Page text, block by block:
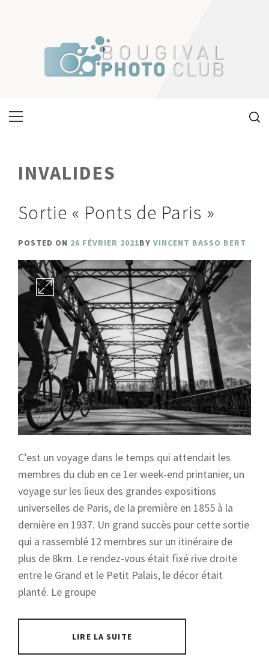
Primary
INVALIDES
Sortie « Ponts de Paris »
POSTED ON 26 FÉVRIER 2021BY VINCENT BASSO BERT
C’est un voyage dans le temps qui attendait les
membres du club en ce 1er week-end printanier, un
voyage sur les lieux des grandes expositions
universelles de Paris, de la première en 1855 à la
dernière en 1937. Un grand succès pour cette sortie
qui a rassemblé 12 membres sur un itinéraire de
plus de 8km. Le rendez-vous était fixé rive droite
entre le Grand et le Petit Palais, le décor était
planté. Le groupe
LIRE LA SUITE